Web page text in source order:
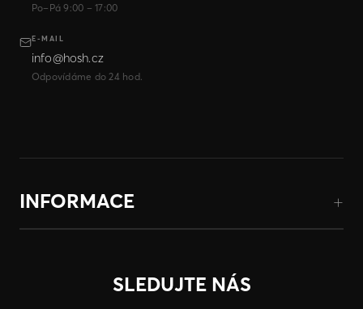
Po–Pá 9:00 – 17:00
E-MAIL
info@hosh.cz
Odpovídáme do 24 hod.
INFORMACE
SLEDUJTE NÁS